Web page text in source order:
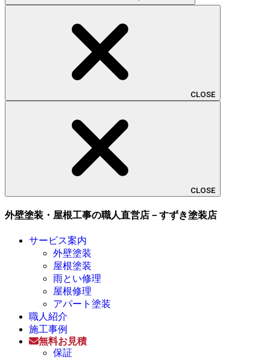
CLOSE
CLOSE
外壁塗装・屋根工事の職人直営店－すずき塗装店
サービス案内
外壁塗装
屋根塗装
雨とい修理
屋根修理
アパート塗装
職人紹介
施工事例
無料お見積
保証